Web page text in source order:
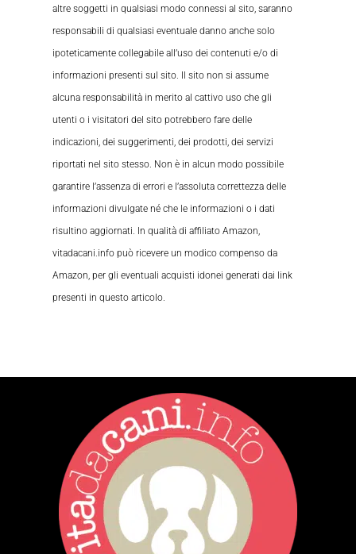
altre soggetti in qualsiasi modo connessi al sito, saranno
responsabili di qualsiasi eventuale danno anche solo
ipoteticamente collegabile all’uso dei contenuti e/o di
informazioni presenti sul sito. Il sito non si assume
alcuna responsabilità in merito al cattivo uso che gli
utenti o i visitatori del sito potrebbero fare delle
indicazioni, dei suggerimenti, dei prodotti, dei servizi
riportati nel sito stesso. Non è in alcun modo possibile
garantire l’assenza di errori e l’assoluta correttezza delle
informazioni divulgate né che le informazioni o i dati
risultino aggiornati. In qualità di affiliato Amazon,
vitadacani.info può ricevere un modico compenso da
Amazon, per gli eventuali acquisti idonei generati dai link
presenti in questo articolo.